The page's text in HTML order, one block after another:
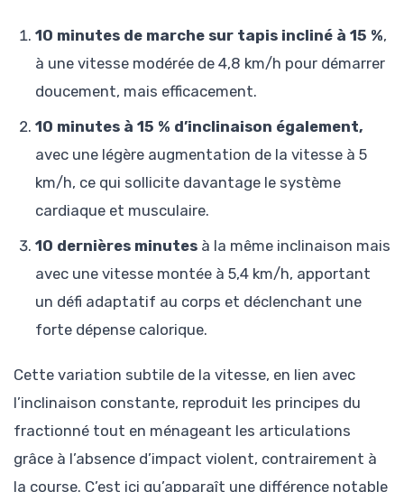
10 minutes de marche sur tapis incliné à 15 %,
à une vitesse modérée de 4,8 km/h pour démarrer
doucement, mais efficacement.
10 minutes à 15 % d’inclinaison également,
avec une légère augmentation de la vitesse à 5
km/h, ce qui sollicite davantage le système
cardiaque et musculaire.
10 dernières minutes à la même inclinaison mais
avec une vitesse montée à 5,4 km/h, apportant
un défi adaptatif au corps et déclenchant une
forte dépense calorique.
Cette variation subtile de la vitesse, en lien avec
l’inclinaison constante, reproduit les principes du
fractionné tout en ménageant les articulations
grâce à l’absence d’impact violent, contrairement à
la course. C’est ici qu’apparaît une différence notable